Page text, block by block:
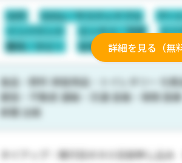
詳細を見る（無
30代 SDGs／サスティナブル アー
インバウンド
エンタメ／芸能 ビ
趣味／ホビー
住宅／不動産 女性
食品・飲料 家庭用品・トイレタリー 化
建設・不動産 運輸・交通 金融・保険 医
新聞 出版
タイアップ：発行日の９０日前申し込